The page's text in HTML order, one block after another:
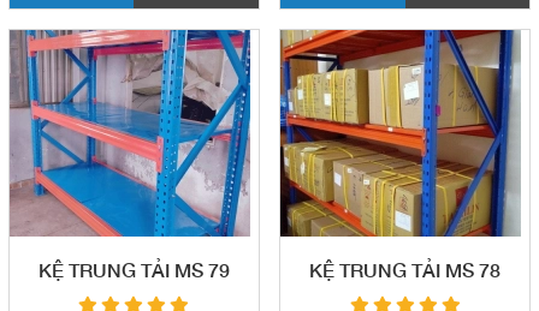
KỆ TRUNG TẢI MS 79 KỆ TRUNG TẢI MS 78